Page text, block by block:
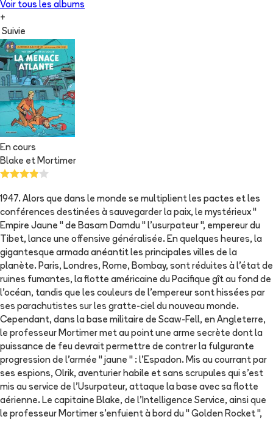
Voir tous les albums
+
Suivie
En cours
Blake et Mortimer
1947. Alors que dans le monde se multiplient les pactes et les
conférences destinées à sauvegarder la paix, le mystérieux "
Empire Jaune " de Basam Damdu " l'usurpateur ", empereur du
Tibet, lance une offensive généralisée. En quelques heures, la
gigantesque armada anéantit les principales villes de la
planète. Paris, Londres, Rome, Bombay, sont réduites à l'état de
ruines fumantes, la flotte américaine du Pacifique gît au fond de
l'océan, tandis que les couleurs de l'empereur sont hissées par
ses parachutistes sur les gratte-ciel du nouveau monde.
Cependant, dans la base militaire de Scaw-Fell, en Angleterre,
le professeur Mortimer met au point une arme secrète dont la
puissance de feu devrait permettre de contrer la fulgurante
progression de l'armée " jaune " : l'Espadon. Mis au courrant par
ses espions, Olrik, aventurier habile et sans scrupules qui s'est
mis au service de l'Usurpateur, attaque la base avec sa flotte
aérienne. Le capitaine Blake, de l'Intelligence Service, ainsi que
le professeur Mortimer s'enfuient à bord du " Golden Rocket ",